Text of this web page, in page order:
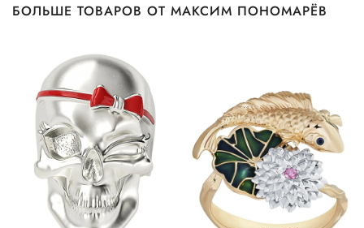
БОЛЬШЕ ТОВАРОВ ОТ МАКСИМ ПОНОМАРЁВ